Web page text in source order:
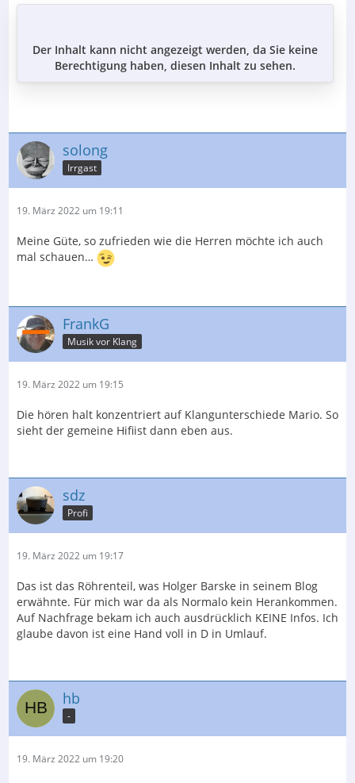
Der Inhalt kann nicht angezeigt werden, da Sie keine
Berechtigung haben, diesen Inhalt zu sehen.
solong
Irrgast
19. März 2022 um 19:11
Meine Güte, so zufrieden wie die Herren möchte ich auch
mal schauen…
FrankG
Musik vor Klang
19. März 2022 um 19:15
Die hören halt konzentriert auf Klangunterschiede Mario. So
sieht der gemeine Hifiist dann eben aus.
sdz
Profi
19. März 2022 um 19:17
Das ist das Röhrenteil, was Holger Barske in seinem Blog
erwähnte. Für mich war da als Normalo kein Herankommen.
Auf Nachfrage bekam ich auch ausdrücklich KEINE Infos. Ich
glaube davon ist eine Hand voll in D in Umlauf.
hb
-
19. März 2022 um 19:20